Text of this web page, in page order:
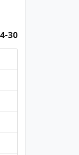
30